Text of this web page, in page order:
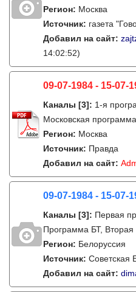
Регион: Москва
Источник: газета
Добавил на сайт:
14:02:52)
09-07-1984 - 15-07-
Каналы [3]: 1-я
Московская программа
Регион: Москва
Источник: Правда
Добавил на сайт:
09-07-1984 - 15-07-
Каналы [3]: Первая
Программа БТ,
Регион: Белоруссия
Источник: Советская
Добавил на сайт: